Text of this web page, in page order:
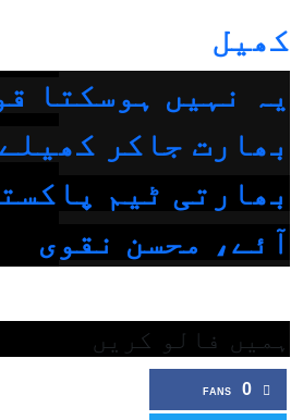
کھیل
یہ نہیں ہوسکتا
بھارت جاکر
بھارتی ٹیم
آئے، محسن نقوی
ہمیں فالو کریں
0
FANS